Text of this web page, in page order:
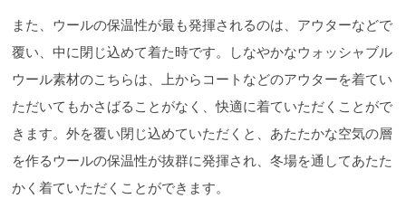
また、ウールの保温性が最も発揮されるのは、アウターなどで
覆い、中に閉じ込めて着た時です。しなやかなウォッシャブル
ウール素材のこちらは、上からコートなどのアウターを着てい
ただいてもかさばることがなく、快適に着ていただくことがで
きます。外を覆い閉じ込めていただくと、あたたかな空気の層
を作るウールの保温性が抜群に発揮され、冬場を通してあたた
かく着ていただくことができます。